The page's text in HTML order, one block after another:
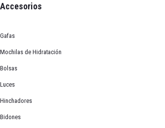
Accesorios
Gafas
Mochilas de Hidratación
Bolsas
Luces
Hinchadores
Bidones
Casco Giro
¡Usa Tus Teemis para ahorrar o llevarte
Descripción
Giro ha creado este casco con las
El casco Giro Aerohead MIPS está